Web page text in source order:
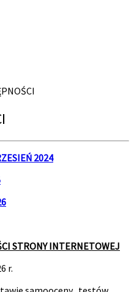
2024
STRONY INTERNETOWEJ
r.